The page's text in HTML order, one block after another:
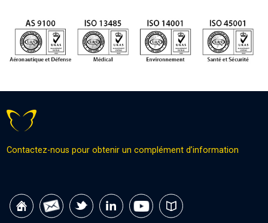
Contactez-nous pour obtenir un complément d’information